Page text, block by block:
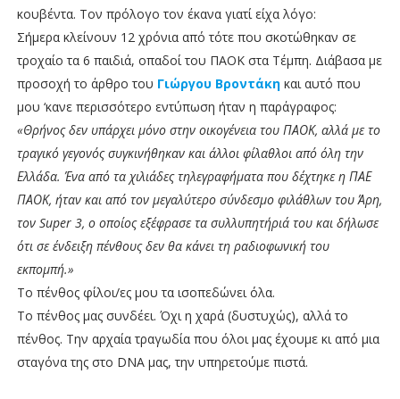
κουβέντα. Τον πρόλογο τον έκανα γιατί είχα λόγο:
Σήμερα κλείνουν 12 χρόνια από τότε που σκοτώθηκαν σε
τροχαίο τα 6 παιδιά, οπαδοί του ΠΑΟΚ στα Τέμπη. Διάβασα με
προσοχή το άρθρο του Γιώργου Βροντάκηκαι αυτό που
μου ‘κανε περισσότερο εντύπωση ήταν η παράγραφος:
«Θρήνος δεν υπάρχει μόνο στην οικογένεια του ΠΑΟΚ, αλλά με το
τραγικό γεγονός συγκινήθηκαν και άλλοι φίλαθλοι από όλη την
Ελλάδα. Ένα από τα χιλιάδες τηλεγραφήματα που δέχτηκε η ΠΑΕ
ΠΑΟΚ, ήταν και από τον μεγαλύτερο σύνδεσμο φιλάθλων του Άρη,
τον Super 3, ο οποίος εξέφρασε τα συλλυπητήριά του και δήλωσε
ότι σε ένδειξη πένθους δεν θα κάνει τη ραδιοφωνική του
εκπομπή.»
Το πένθος φίλοι/ες μου τα ισοπεδώνει όλα.
Το πένθος μας συνδέει. Όχι η χαρά (δυστυχώς), αλλά το
πένθος. Την αρχαία τραγωδία που όλοι μας έχουμε κι από μια
σταγόνα της στο DNA μας, την υπηρετούμε πιστά.